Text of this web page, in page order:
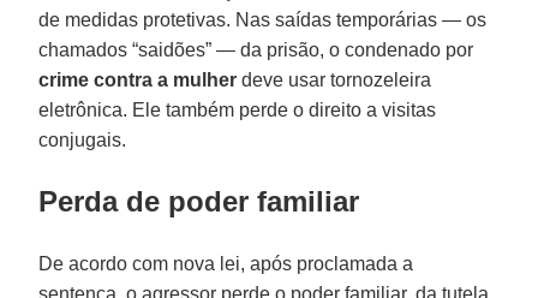
de medidas protetivas. Nas saídas temporárias — os
chamados “saidões” — da prisão, o condenado por
crime contra a mulher deve usar tornozeleira
eletrônica. Ele também perde o direito a visitas
conjugais.
Perda de poder familiar
De acordo com nova lei, após proclamada a
sentença, o agressor perde o poder familiar, da tutela